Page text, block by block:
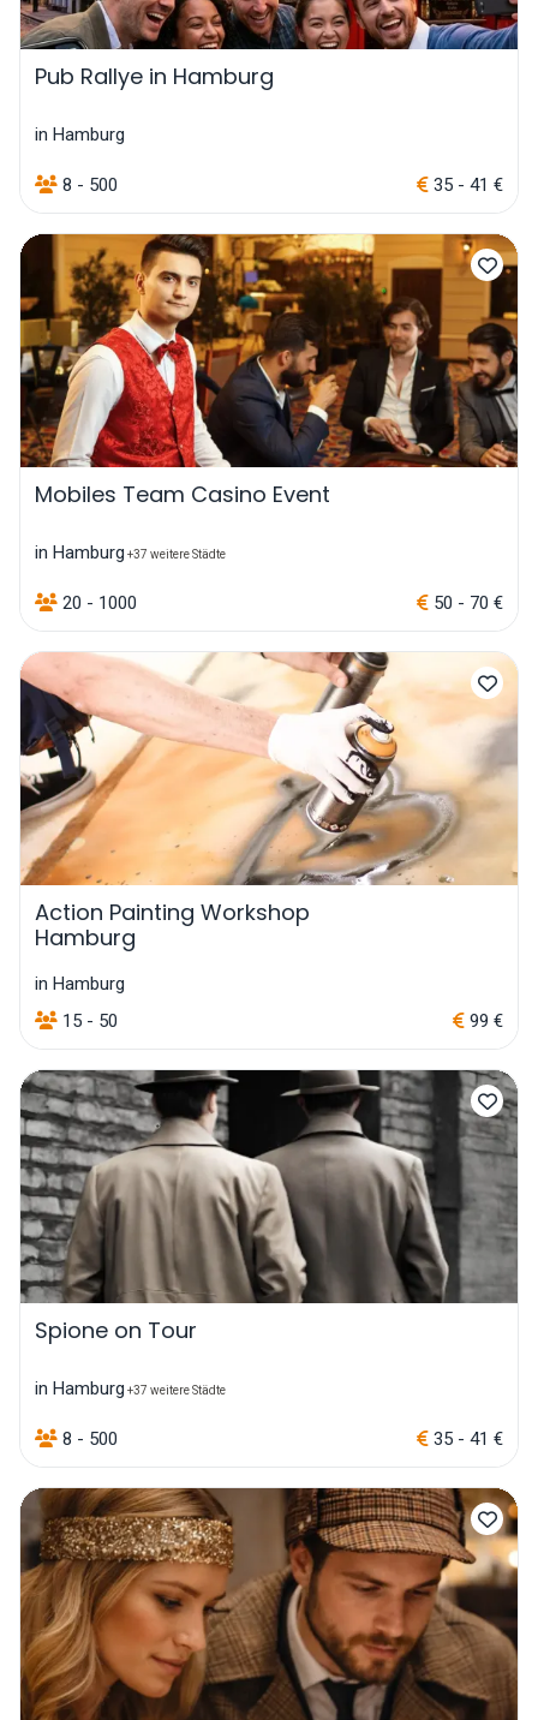
Pub Rallye in Hamburg
in Hamburg
8 - 500 35 - 41 €
Mobiles Team Casino Event
in Hamburg +37 weitere Städte
20 - 1000 50 - 70 €
Action Painting Workshop
Hamburg
in Hamburg
15 - 50
99 €
Spione on Tour
in Hamburg +37 weitere Städte
8 - 500 35 - 41 €